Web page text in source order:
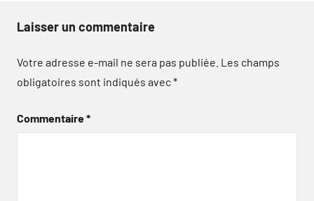
Laisser un commentaire
Votre adresse e-mail ne sera pas publiée. Les champs
obligatoires sont indiqués avec*
Commentaire*